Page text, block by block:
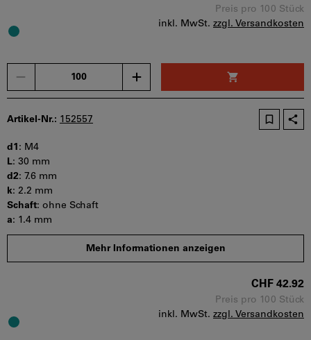
Preis pro 100 Stück
inkl. MwSt. zzgl. Versandkosten
Artikel-Nr.: 152557
d1 : M4
L: 30 mm
d2: 7.6 mm
k: 2.2 mm
Schaft: ohne Schaft
a: 1.4 mm
s:2.5 mm
t min:1.3 mm
Mehr Informationen anzeigen
CHF 42.92
Preis pro 100 Stück
inkl. MwSt. zzgl. Versandkosten